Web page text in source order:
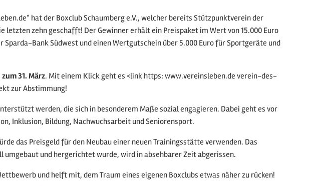
hat der Boxclub Schaumberg e.V., welcher bereits Stützpunktverein der
zehn geschafft! Der Gewinner erhält ein Preispaket im Wert von 15.000 Euro
Sparda-Bank Südwest und einen Wertgutschein über 5.000 Euro für Sportgeräte und
31. März. Mit einem Klick geht es <link https: www.vereinsleben.de verein-des-
zur Abstimmung!
werden, die sich in besonderem Maße sozial engagieren. Dabei geht es vor
Inklusion, Bildung, Nachwuchsarbeit und Seniorensport.
das Preisgeld für den Neubau einer neuen Trainingsstätte verwenden. Das
umgebaut und hergerichtet wurde, wird in absehbarer Zeit abgerissen.
und helft mit, dem Traum eines eigenen Boxclubs etwas näher zu rücken!